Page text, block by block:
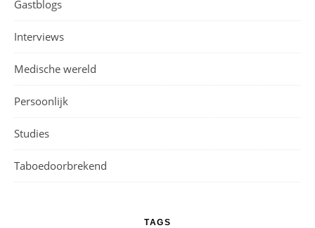
Gastblogs
Interviews
Medische wereld
Persoonlijk
Studies
Taboedoorbrekend
TAGS